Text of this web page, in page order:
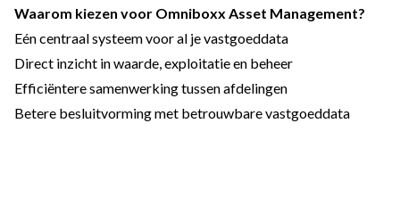
Waarom kiezen voor Omniboxx Asset Management?
Eén centraal systeem voor al je vastgoeddata
Direct inzicht in waarde, exploitatie en beheer
Efficiëntere samenwerking tussen afdelingen
Betere besluitvorming met betrouwbare vastgoeddata